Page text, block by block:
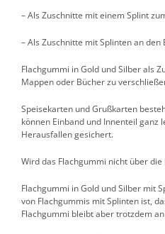
– Als Zuschnitte mit einem Splint
– Als Zuschnitte mit Splinten an den
Flachgummi in Gold und Silber als
Mappen oder Bücher zu
Speisekarten und Grußkarten
können Einband und Innenteil
Herausfallen gesichert.
Wird das Flachgummi nicht über
Flachgummi in Gold und Silber mit
von Flachgummis mit Splinten ist,
Flachgummi bleibt aber trotzdem